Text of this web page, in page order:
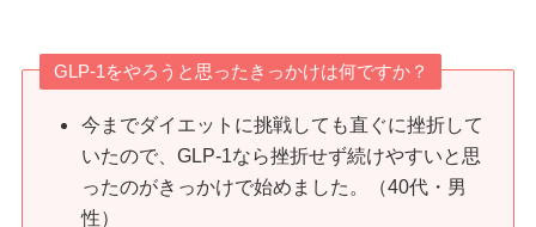
GLP-1をやろうと思ったきっかけは何ですか？
今までダイエットに挑戦しても直ぐに挫折して
いたので、GLP-1なら挫折せず続けやすいと思
ったのがきっかけで始めました。（40代・男
性）